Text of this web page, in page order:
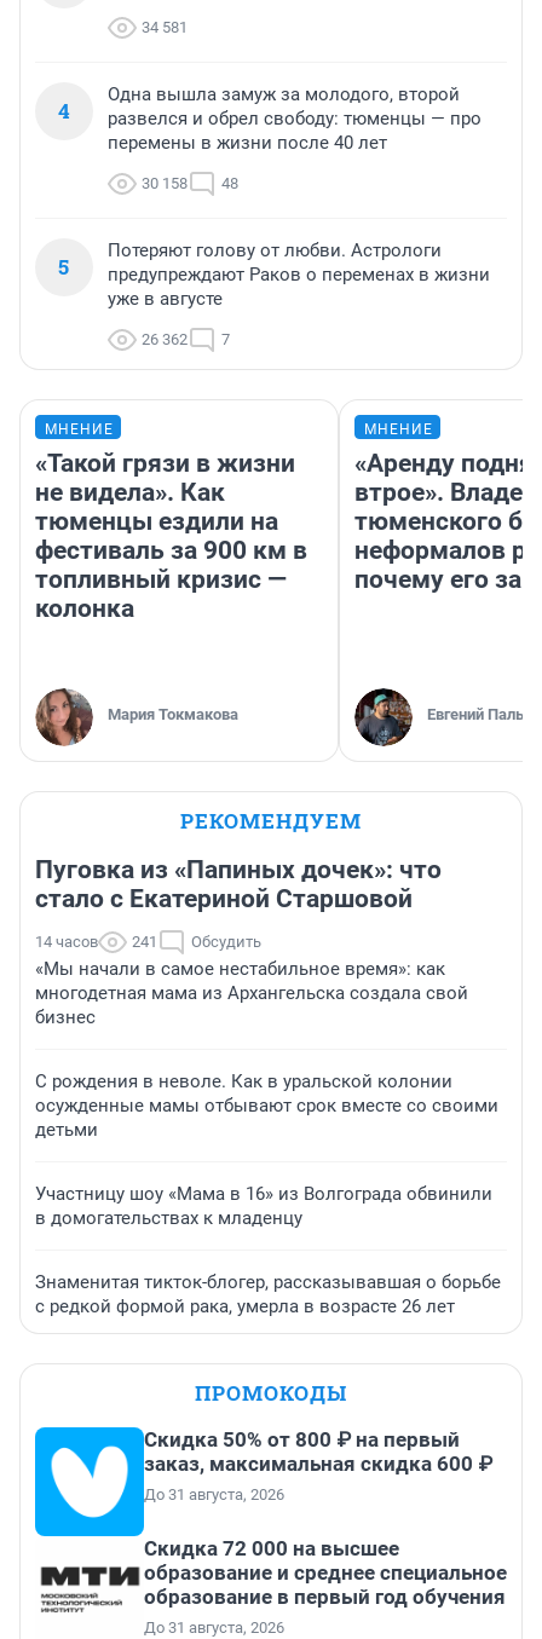
34 581
4
Одна вышла замуж за молодого, второй
развелся и обрел свободу: тюменцы — про
перемены в жизни после 40 лет
30 158 48
5
Потеряют голову от любви. Астрологи
предупреждают Раков о переменах в жизни
уже в августе
26 362 7
МНЕНИЕ
«Такой грязи в жизни
не видела». Как
тюменцы ездили на
фестиваль за 900 км в
топливный кризис —
колонка
Мария Токмакова
МНЕНИЕ
«Аренду
втрое».
тюменского
неформалов
почему его
Евгений
РЕКОМЕНДУЕМ
Пуговка из «Папиных дочек»: что
стало с Екатериной Старшовой
14 часов 241 Обсудить
«Мы начали в самое нестабильное время»: как
многодетная мама из Архангельска создала свой
бизнес
С рождения в неволе. Как в уральской колонии
осужденные мамы отбывают срок вместе со своими
детьми
Участницу шоу «Мама в 16» из Волгограда обвинили
в домогательствах к младенцу
Знаменитая тикток-блогер, рассказывавшая о борьбе
с редкой формой рака, умерла в возрасте 26 лет
ПРОМОКОДЫ
Скидка 50% от 800 ₽ на первый
заказ, максимальная скидка 600 ₽
До 31 августа, 2026
Скидка 72 000 на высшее
образование и среднее специальное
образование в первый год обучения
До 31 августа, 2026